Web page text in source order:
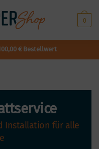
0
€ Bestellwert
Installation für alle